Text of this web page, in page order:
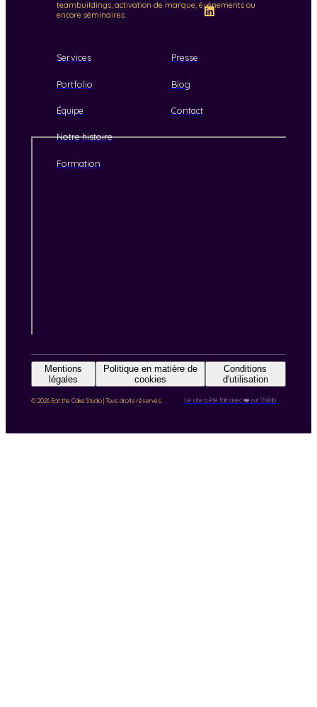
Services Presse
Portfolio Blog
teambuildings, activation de marque, événements ou
encore séminaires.
Équipe Contact
Notre histoire
Formation
© 2026 Eat the Cake Studio | Tous droits réservés. Le site a été fait avec ❤️ sur Vivlab.
Mentions
légales
Politique en matière de
cookies
Conditions
d'utilisation